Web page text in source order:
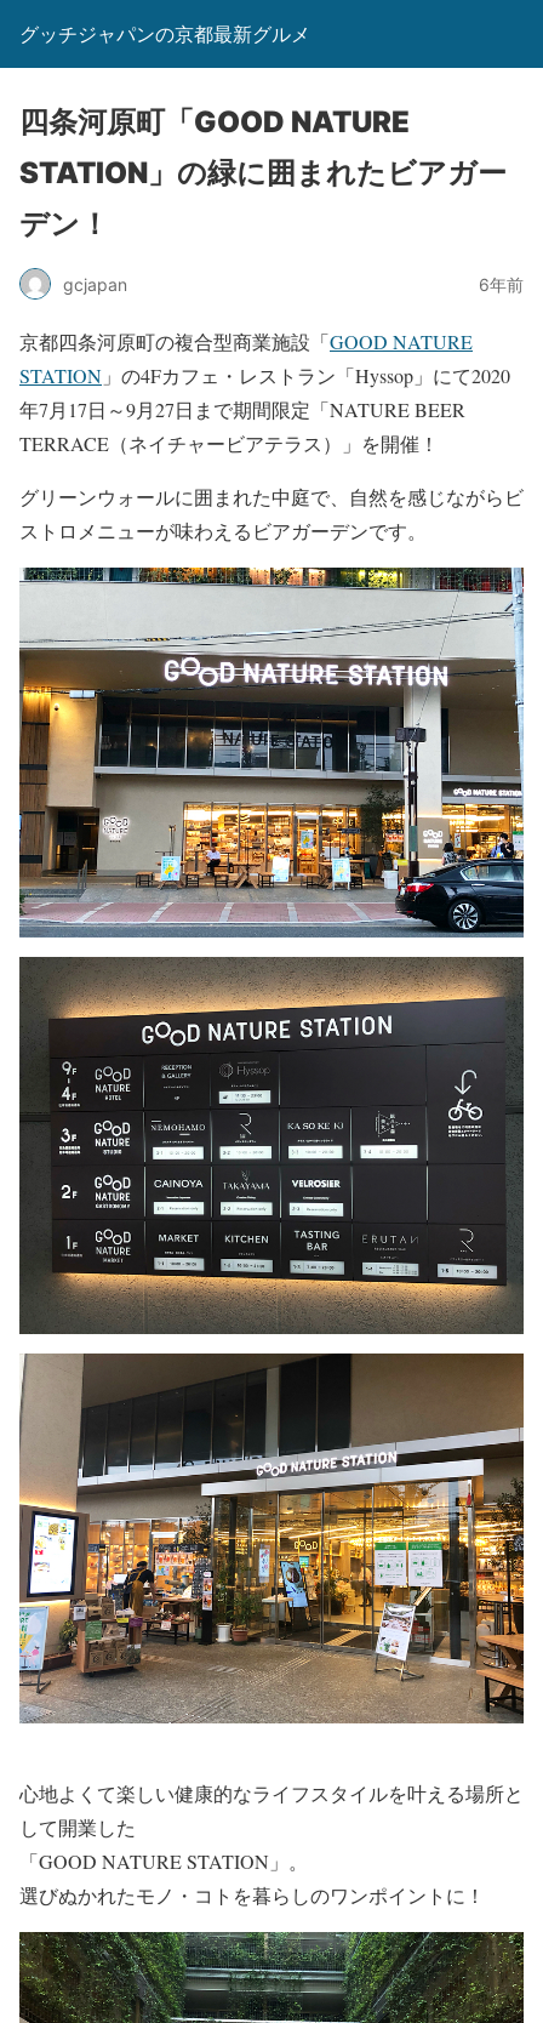
グッチジャパンの京都最新グルメ
四条河原町「GOOD NATURE
STATION」の緑に囲まれたビアガー
デン！
gcjapan 6年前
京都四条河原町の複合型商業施設「GOOD NATURE
STATION 」の4Fカフェ・レストラン「Hyssop」にて2020
年7月17日～9月27日まで期間限定「NATURE BEER
TERRACE（ネイチャービアテラス）」を開催！
グリーンウォールに囲まれた中庭で、自然を感じながらビ
ストロメニューが味わえるビアガーデンです。
心地よくて楽しい健康的なライフスタイルを叶える場所と
して開業した
「GOOD NATURE STATION」。
選びぬかれたモノ・コトを暮らしのワンポイントに！